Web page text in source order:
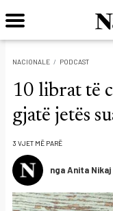
NACIONALE PODCAST
10 librat të
gjatë jetës
3 VJET MË PARË
nga Anita Nikaj